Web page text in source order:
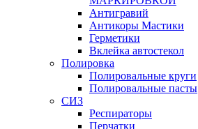
Антигравий
Антикоры Мастики
Герметики
Вклейка автостекол
Полировка
Полировальные круги
Полировальные пасты
СИЗ
Респираторы
Перчатки